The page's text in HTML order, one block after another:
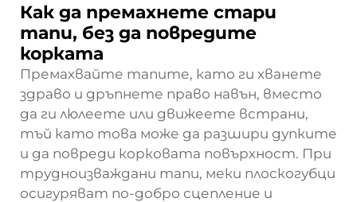
Как да премахнете стари
тапи, без да повредите
корката
Премахвайте тапите, като ги хванете
здраво и дръпнете право навън, вместо
да ги люлеете или движеете встрани,
тъй като това може да разшири дупките
и да повреди корковата повърхност. При
трудноизваждани тапи, меки плоскогубци
осигуряват по-добро сцепление и